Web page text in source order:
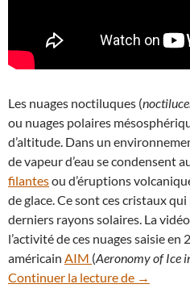
Les nuages noctiluques (
ou nuages polaires
d’altitude. Dans un
de vapeur d’eau se condensent
filantesou d’éruptions
de glace. Ce sont ces cristaux
derniers rayons solaires. La
l’activité de ces nuages saisie
américain AIM (Aeronomy of Ice
Continuer la lecture de La
→